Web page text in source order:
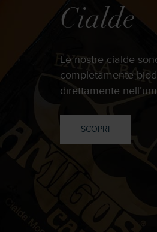
Cialde
Le nostre cialde
completamente
direttamente
SCOPRI